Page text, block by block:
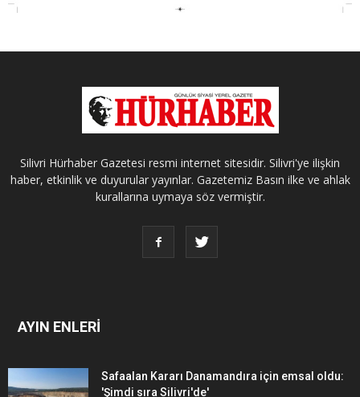
Silivri Hürhaber Gazetesi resmi internet sitesidir. Silivri'ye ilişkin
haber, etkinlik ve duyurular yayınlar. Gazetemiz Basın ilke ve ahlak
kurallarına uymaya söz vermiştir.
AYIN ENLERİ
Safaalan Kararı Danamandıra için emsal oldu:
'Şimdi sıra Silivri'de'